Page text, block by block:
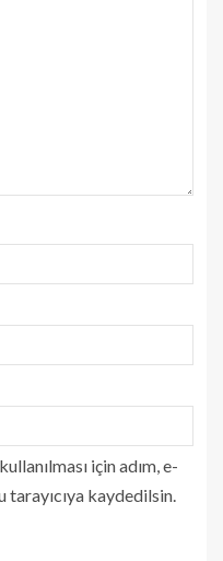
için adım, e-
kaydedilsin.